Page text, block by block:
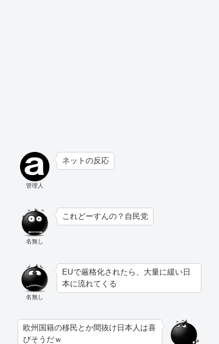
管理人
ネットの反応
名無し
これどーすんの？自民党
名無し
EUで厳格化されたら、大量に緩い日
本に流れてくる
欧州国籍の移民とか間抜け日本人は喜
びそうだｗ